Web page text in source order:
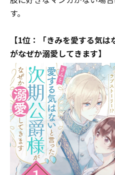
す。
【1位：「きみを愛する気
がなぜか溺愛してきます】